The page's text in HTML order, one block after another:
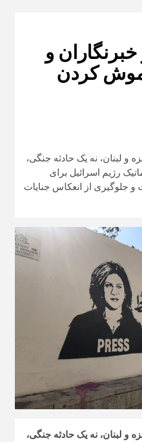
خبرنگاران و
کردن
و لبنان، نه یک حادثه جنگی،
رژیم اسرائیل برای
از انعکاس جنایات
و لبنان، نه یک حادثه جنگی،